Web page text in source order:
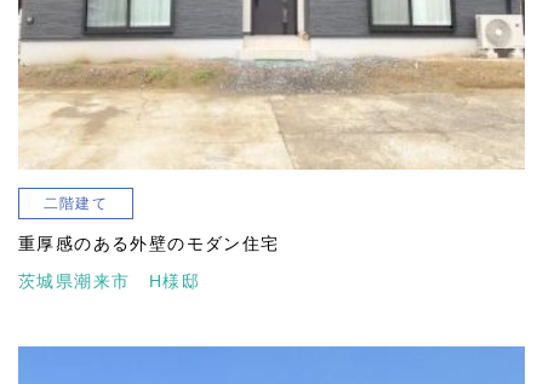
二階建て
重厚感のある外壁のモダン住宅
茨城県潮来市 H様邸